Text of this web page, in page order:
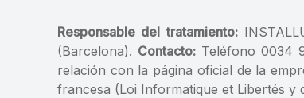
Responsable del tratamiento:
(Barcelona). Contacto:Teléfono 0034
relación con la página oficial de la
francesa (Loi Informatique et Libertés y